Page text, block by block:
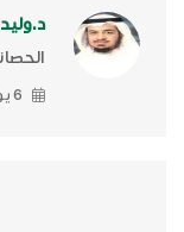
د.وليد
6 يوليو, 2026